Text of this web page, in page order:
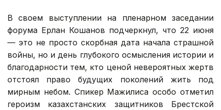
В своем выступлении на пленарном заседании
форума Ерлан Кошанов подчеркнул, что 22 июня
— это не просто скорбная дата начала страшной
войны, но и день глубокого осмысления истории и
благодарности тем, кто ценой невероятных жертв
отстоял право будущих поколений жить под
мирным небом. Спикер Мажилиса особо отметил
героизм казахстанских защитников Брестской